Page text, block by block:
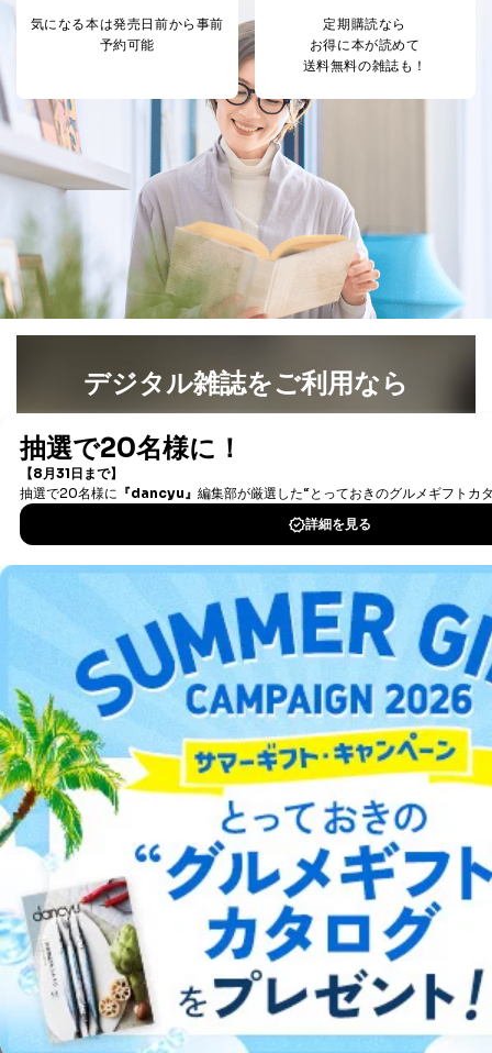
ス、キャンペーン等の広告に関す
るご案内のため
個人情報
採用選考、ご連絡のため
5
当社の従業者の個
人事、総務などの雇用管理等のた
め
6
パートナー（提携
企業）からの委託
により当社の
定期購読サービス
等をご利用の方の
個人情報
購入商品配送のため
提携企業及びお客様がご購入され
た商品の発売元企業からのｅメー
ル等による商品、
サービス、キャンペーン等の広告
に関するご案内のため
SNS公式アカウン
の個人情報
当社のサービス利用状況の把握お
よびその分析のため
質向上のため
その他当社のプライバシーポリシ
ー等にて公表する利用目的達成の
※上記の利用目的のうちNo.1～5については保有個人デ
ータ（開示対象個人情報）の利用目的であり、下記4.の
開示等のご請求に対応させていただきます。
なお、6、7については、パートナー（提携企業）様又は
各SNS運営会社様にご請求いただきますようお願い致し
ます。
３．個人情報の第三者提供について
当社は、取得した個人情報を適切に管理し､あらかじめ
本人の同意を得ることなく第三者に提供することはあり
ません。ただし、次の場合は除きます。
法令に基づく場合
人の生命､身体または財産の保護のために必要がある
場合であって、本人の同意を得ることが困難であると
き。
公衆衛生の向上または児童の健全な育成の推進のため
に特に必要がある場合であって、本人の同意を得るこ
とが困難である場合。
国の機関もしくは地方公共団体またはその委託を受け
た者が法令の定める事務を遂行することに対して協力
する必要がある場合であって、本人の同意を得ること
により当該事務の遂行に支障を及ぼすおそれがあると
き。
上記２．の利用目的を実施するために守秘義務を結ん
だ企業に、業務の一部として個人情報の取扱いを委
託・提供する場合、その業務に必要な範囲で委託・提
供先企業に個人情報を開示することがあります。
気になる本は発売日前から事前
予約可能
定期購読なら
お得に本が読めて
送料無料の雑誌も！
デジタル雑誌をご利用なら
書籍）が無料で読み放題！
DOWNLOAD FOR IOS
DOWNLOAD FOR ANDROID
ご利用方法はこちら
総合案内
アフィリエイト 採用情報
プレスリリース お問い合わせ
利用規約プライバシーポリシー 特定商取引法に基づく表示
出版社の皆様へ
投資家の皆様へサイトマップ
©︎2002 FUJISAN MAGAZINE SERVICE CO., Ltd.